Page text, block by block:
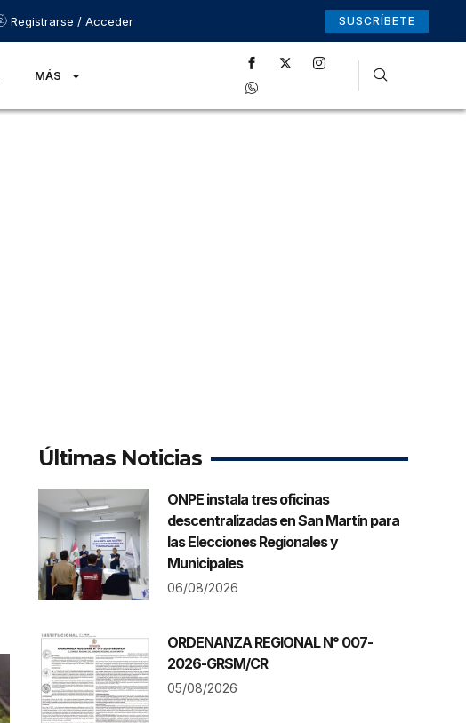
Registrarse / Acceder SUSCRÍBETE
MÁS
Últimas Noticias
ONPE instala tres oficinas
descentralizadas en San Martín para
las Elecciones Regionales y
Municipales
06/08/2026
ORDENANZA REGIONAL N° 007-
2026-GRSM/CR
05/08/2026